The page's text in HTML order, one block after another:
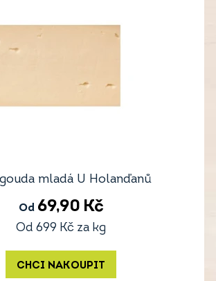
mladá U Holanďanů
Od 69,90 Kč
Od 699 Kč za kg
CHCI NAKOUPIT